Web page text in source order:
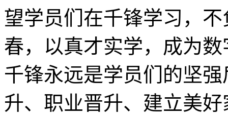
望学员们在千锋学习，
春，以真才实学，成为
千锋永远是学员们的坚
升、职业晋升、建立美